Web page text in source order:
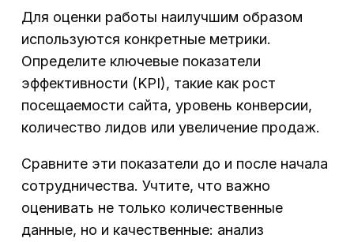
Для оценки работы наилучшим образом
используются конкретные метрики.
Определите ключевые показатели
эффективности (KPI), такие как рост
посещаемости сайта, уровень конверсии,
количество лидов или увеличение продаж.
Сравните эти показатели до и после начала
сотрудничества. Учтите, что важно
оценивать не только количественные
данные, но и качественные: анализ